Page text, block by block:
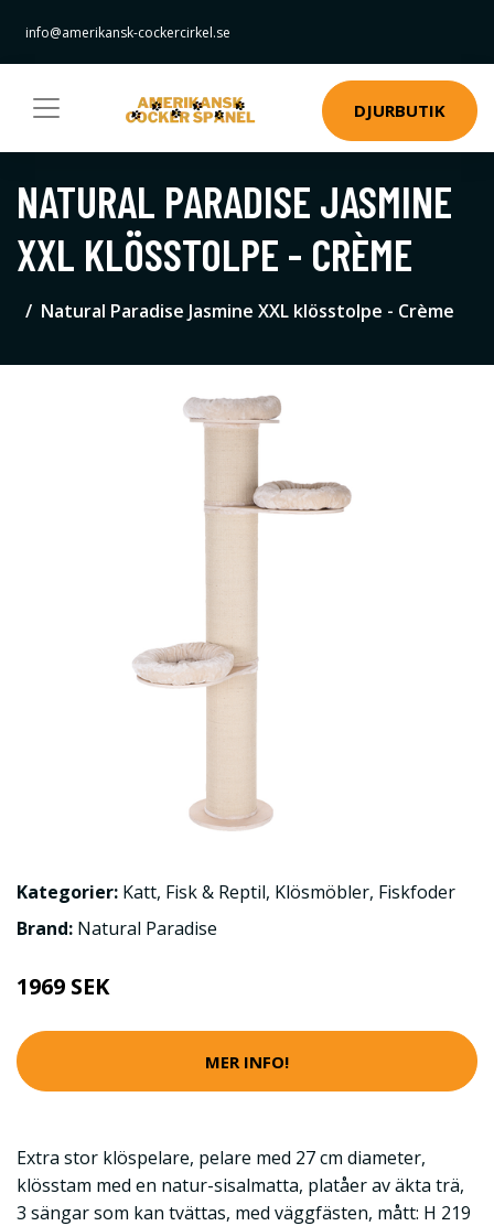
info@amerikansk-cockercirkel.se
DJURBUTIK
NATURAL PARADISE JASMINE
XXL KLÖSSTOLPE - CRÈME
Natural Paradise Jasmine XXL klösstolpe - Crème
Kategorier: Katt, Fisk & Reptil, Klösmöbler, Fiskfoder
Brand: Natural Paradise
1969 SEK
MER INFO!
Extra stor klöspelare, pelare med 27 cm diameter,
klösstam med en natur-sisalmatta, platåer av äkta trä,
3 sängar som kan tvättas, med väggfästen, mått: H 219